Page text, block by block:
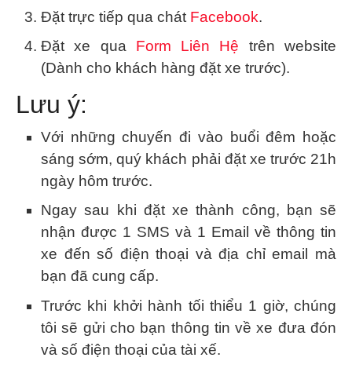
Đặt trực tiếp qua chát Facebook.
Đặt xe qua Form Liên Hệ trên website
(Dành cho khách hàng đặt xe trước).
Lưu ý:
Với những chuyến đi vào buổi đêm hoặc
sáng sớm, quý khách phải đặt xe trước 21h
ngày hôm trước.
Ngay sau khi đặt xe thành công, bạn sẽ
nhận được 1 SMS và 1 Email về thông tin
xe đến số điện thoại và địa chỉ email mà
bạn đã cung cấp.
Trước khi khởi hành tối thiểu 1 giờ, chúng
tôi sẽ gửi cho bạn thông tin về xe đưa đón
và số điện thoại của tài xế.